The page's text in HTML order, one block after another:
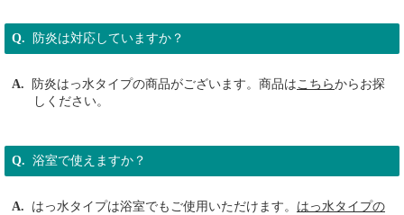
防炎は対応していますか？
防炎はっ水タイプの商品がございます。商品は こちらからお探
しください。
浴室で使えますか？
はっ水タイプは浴室でもご使用いただけます。 はっ水タイプの